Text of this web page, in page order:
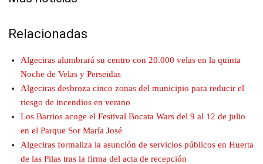
Relacionadas
Algeciras alumbrará su centro con 20.000 velas en la quinta
Noche de Velas y Perseidas
Algeciras desbroza cinco zonas del municipio para reducir el
riesgo de incendios en verano
Los Barrios acoge el Festival Bocata Wars del 9 al 12 de julio
en el Parque Sor María José
Algeciras formaliza la asunción de servicios públicos en Huerta
de las Pilas tras la firma del acta de recepción